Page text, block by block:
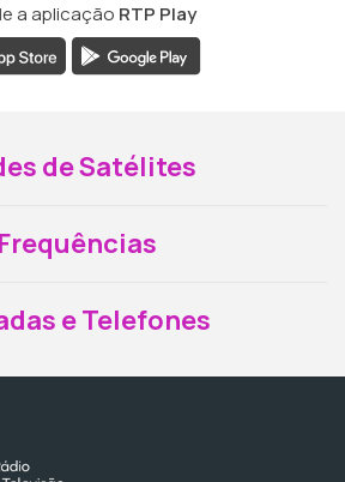
a aplicação RTP Play
de Satélites
Frequências
e Telefones